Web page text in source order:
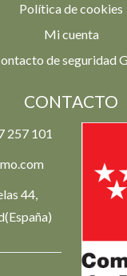
Política de cookies
Mi cuenta
de seguridad
CONTACTO
257 101
44,